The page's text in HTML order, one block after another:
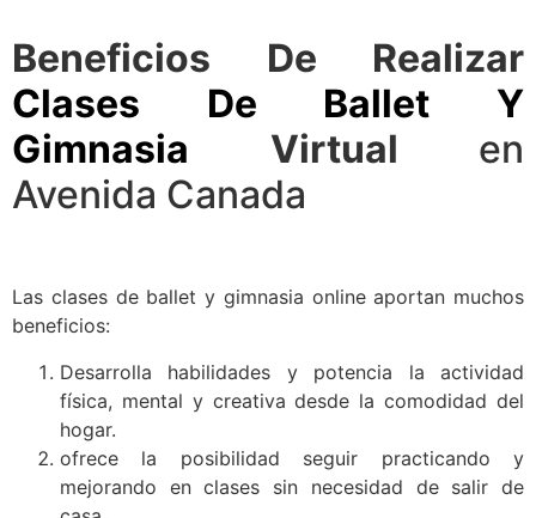
Beneficios De Realizar
Clases De Ballet Y
Gimnasia Virtual en
Avenida Canada
Las clases de ballet y gimnasia online aportan muchos
beneficios:
Desarrolla habilidades y potencia la actividad
física, mental y creativa desde la comodidad del
hogar.
ofrece la posibilidad seguir practicando y
mejorando en clases sin necesidad de salir de